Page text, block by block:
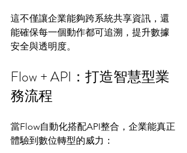
這不僅讓企業能夠跨系統共享資訊，還
能確保每一個動作都可追溯，提升數據
安全與透明度。
Flow + API：打造智慧型業
務流程
當Flow自動化搭配API整合，企業能真正
體驗到數位轉型的威力：